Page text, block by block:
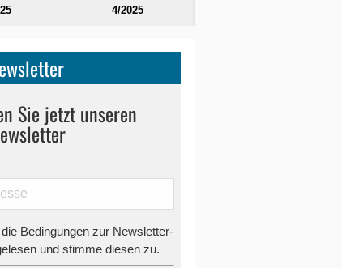
4/2025
Sie jetzt unseren
Bedingungen zur Newsletter-
und stimme diesen zu.